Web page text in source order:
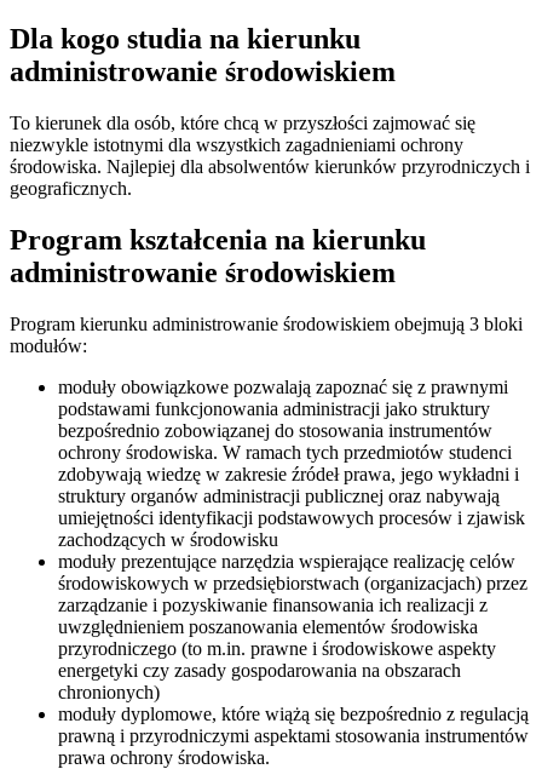
Dla kogo studia na kierunku
administrowanie środowiskiem
To kierunek dla osób, które chcą w przyszłości zajmować się
niezwykle istotnymi dla wszystkich zagadnieniami ochrony
środowiska. Najlepiej dla absolwentów kierunków przyrodniczych i
geograficznych.
Program kształcenia na kierunku
administrowanie środowiskiem
Program kierunku administrowanie środowiskiem obejmują 3 bloki
modułów:
moduły obowiązkowe pozwalają zapoznać się z prawnymi
podstawami funkcjonowania administracji jako struktury
bezpośrednio zobowiązanej do stosowania instrumentów
ochrony środowiska. W ramach tych przedmiotów studenci
zdobywają wiedzę w zakresie źródeł prawa, jego wykładni i
struktury organów administracji publicznej oraz nabywają
umiejętności identyfikacji podstawowych procesów i zjawisk
zachodzących w środowisku
moduły prezentujące narzędzia wspierające realizację celów
środowiskowych w przedsiębiorstwach (organizacjach) przez
zarządzanie i pozyskiwanie finansowania ich realizacji z
uwzględnieniem poszanowania elementów środowiska
przyrodniczego (to m.in. prawne i środowiskowe aspekty
energetyki czy zasady gospodarowania na obszarach
chronionych)
moduły dyplomowe, które wiążą się bezpośrednio z regulacją
prawną i przyrodniczymi aspektami stosowania instrumentów
prawa ochrony środowiska.